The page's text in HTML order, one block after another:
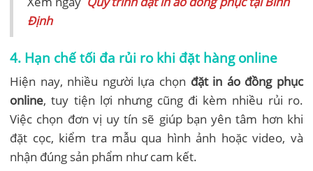
Định
4. Hạn chế tối đa rủi ro khi đặt hàng online
Hiện nay, nhiều người lựa chọn đặt in áo đồng phục
online, tuy tiện lợi nhưng cũng đi kèm nhiều rủi ro.
Việc chọn đơn vị uy tín sẽ giúp bạn yên tâm hơn khi
đặt cọc, kiểm tra mẫu qua hình ảnh hoặc video, và
nhận đúng sản phẩm như cam kết.